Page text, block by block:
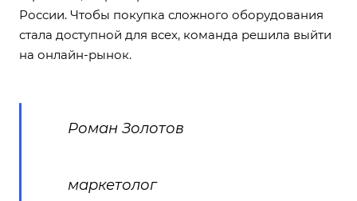
России. Чтобы покупка сложного оборудования
стала доступной для всех, команда решила выйти
на онлайн-рынок.
Роман Золотов
маркетолог